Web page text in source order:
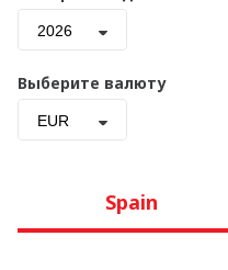
2026
Выберите валюту
EUR
Spain